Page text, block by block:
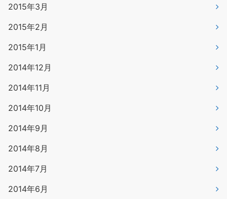
2015年3月
2015年2月
2015年1月
2014年12月
2014年11月
2014年10月
2014年9月
2014年8月
2014年7月
2014年6月